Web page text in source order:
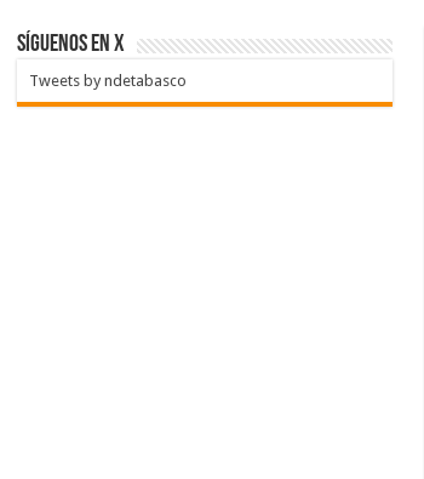
SÍGUENOS EN X
Tweets by ndetabasco